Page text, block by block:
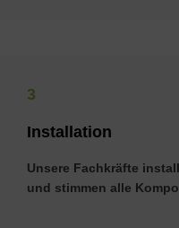
3
In­stal­la­ti­on
Unsere Fachkräfte
und stimmen alle